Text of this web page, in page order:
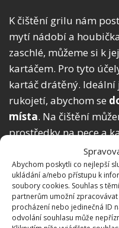
Abychom poskytli co nejlepší
ukládání a/nebo přístupu k
soubory cookies. Souhlas s
partnerům umožní
procházení nebo jedinečná ID
odvolání souhlasu může
K čištění grilu nám
mytí nádobí a
zaschlé, můžeme si k
kartáčem. Pro tyto
kartáč drátěný.
rukojetí, abychom se
místa. Na čištění
prostředky na pece a
množství prostředků,
nečistoty a tím
Nejčastěji jsou ve
velmi jednoduché.